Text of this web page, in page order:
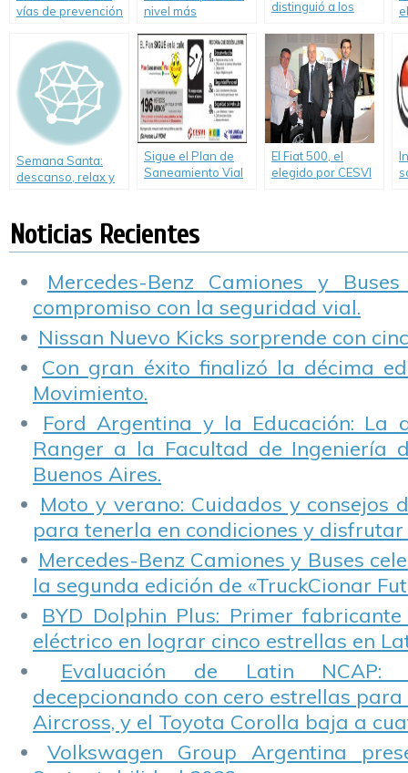
vías de prevención
nivel más
Buenos Aires
distinguió a los
de 2011
Semana Santa:
descanso, relax y
Sigue el Plan de
Saneamiento Vial
El Fiat 500, el
elegido por CESVI
Noticias Recientes
Mercedes-Benz Camiones y
compromiso con la seguridad vial.
Nissan Nuevo Kicks sorprende con
Con gran éxito finalizó la décima
Movimiento.
Ford Argentina y la Educación: La
Ranger a la Facultad de Ingeniería
Buenos Aires.
Moto y verano: Cuidados y consejos
para tenerla en condiciones y disfrutar
Mercedes-Benz Camiones y Buses
la segunda edición de «TruckCionar
BYD Dolphin Plus: Primer
eléctrico en lograr cinco estrellas en
Evaluación de Latin NCAP:
decepcionando con cero estrellas para
Aircross, y el Toyota Corolla baja a
Volkswagen Group Argentina